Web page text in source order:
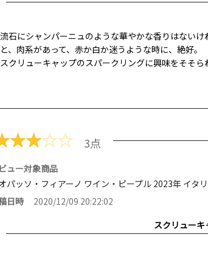
流石にシャンパーニュのような華やかな香りはない
と、肉系があって、赤か白か迷うような時に、絶好。
スクリューキャップのスパークリングに興味をそそら
★★☆☆ 3点
ュー対象商品
パッソ・フィアーノ ワイン・ピープル 2023年 イタ
日時
2020/12/09 20:22:02
スクリュー